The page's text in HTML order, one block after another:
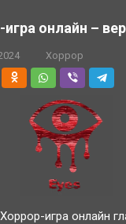
игра онлайн –
Хоррор
игра онлайн